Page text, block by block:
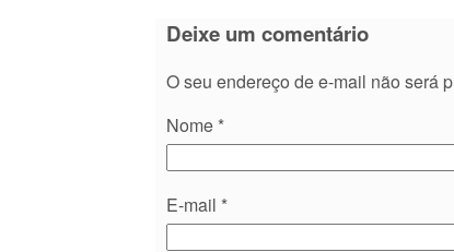
Deixe um comentário
O seu endereço de e-mail não será
Nome *
E-mail *